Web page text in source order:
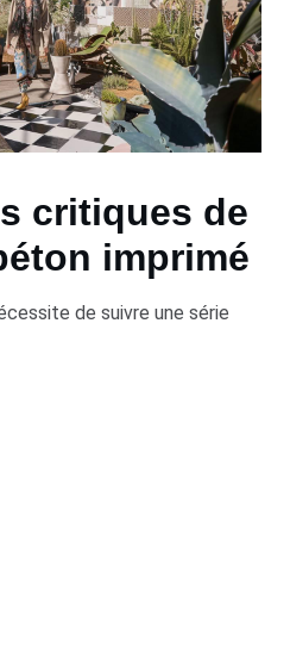
critiques de
imprimé
de suivre une série